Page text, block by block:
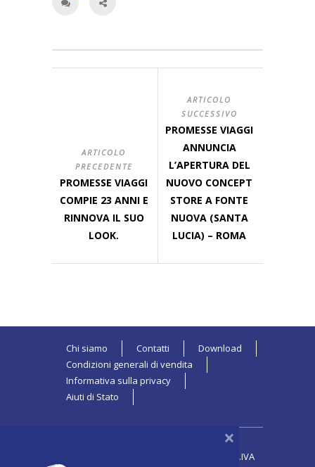
ARTICOLO
PRECEDENTE
PROMESSE VIAGGI
COMPIE 23 ANNI E
RINNOVA IL SUO
LOOK.
ARTICOLO
SUCCESSIVO
PROMESSE VIAGGI
ANNUNCIA
L’APERTURA DEL
NUOVO CONCEPT
STORE A FONTE
NUOVA (SANTA
LUCIA) – ROMA
Chi siamo Contatti
Download
Condizioni generali di vendita
Informativa sulla privacy
Aiuti di Stato
PROMESSE VIAGGI di Francesco Marini | P.IVA
×